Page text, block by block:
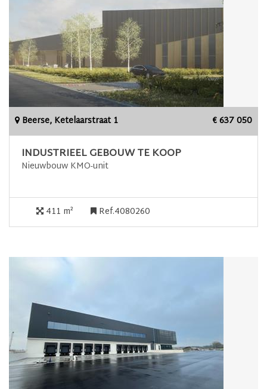
Beerse, Ketelaarstraat 1 € 637 050
INDUSTRIEEL GEBOUW TE KOOP
Nieuwbouw KMO-unit
411 m² Ref.4080260